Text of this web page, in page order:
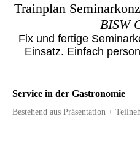
Trainplan
BISW
Fix und fertige
Einsatz. Einfach
Service in der Gastronomie
Bestehend aus Präsentation +